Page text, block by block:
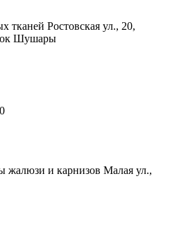
тканей Ростовская ул., 20,
Шушары
жалюзи и карнизов Малая ул.,